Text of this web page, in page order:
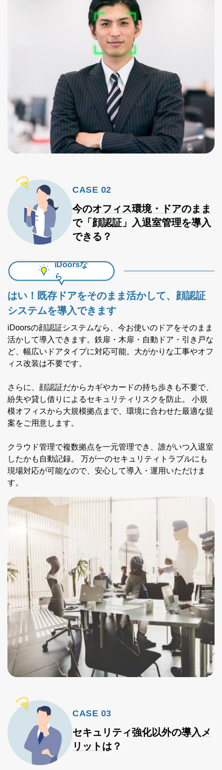
CASE 02
今のオフィス環境・ドアのまま
で「顔認証」入退室管理を導入
できる？
iDoorsな
ら
はい！ 既存ドアをそのまま活かして、顔認証
システムを導入できます
iDoorsの顔認証システムなら、今お使いのドアをそのまま
活かして導入できます。鉄扉・木扉・自動ドア・引き戸な
ど、幅広いドアタイプに対応可能。大がかりな工事やオフ
ィス改装は不要です。
さらに、顔認証だからカギやカードの持ち歩きも不要で、
紛失や貸し借りによるセキュリティリスクを防止。 小規
模オフィスから大規模拠点まで、環境に合わせた最適な提
案をご用意します。
クラウド管理で複数拠点を一元管理でき、誰がいつ入退室
したかも自動記録。 万が一のセキュリティトラブルにも
現場対応が可能なので、安心して導入・運用いただけま
す。
CASE 03
セキュリティ強化以外の導入メ
リットは？